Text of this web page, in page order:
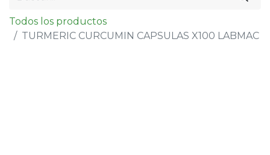
Todos los productos
TURMERIC CURCUMIN CAPSULAS X100 LABMAC